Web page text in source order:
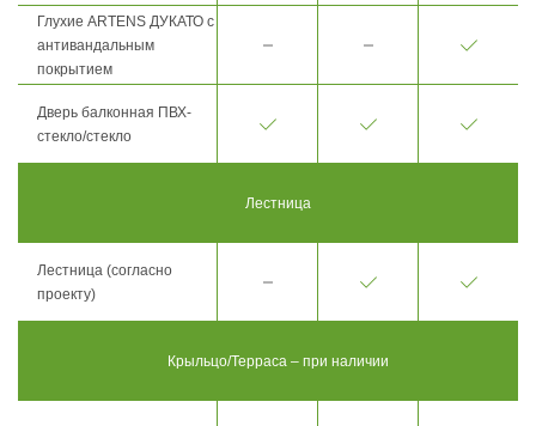
Глухие ARTENS ДУКАТО с
антивандальным
покрытием
Дверь балконная ПВХ-
стекло/стекло
Лестница
Лестница (согласно
проекту)
Крыльцо/Терраса – при наличии